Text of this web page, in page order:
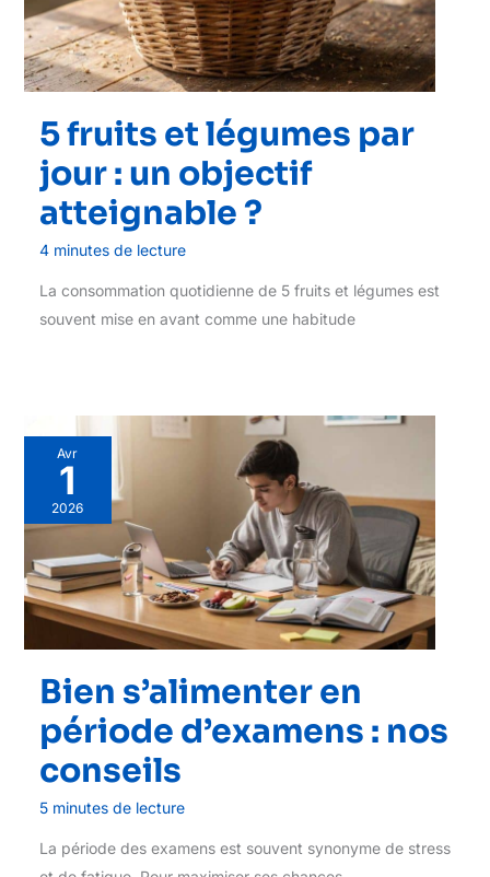
5 fruits et légumes par
jour : un objectif
atteignable ?
4 minutes de lecture
La consommation quotidienne de 5 fruits et légumes est
souvent mise en avant comme une habitude
Avr
1
2026
Bien s’alimenter en
période d’examens : nos
conseils
5 minutes de lecture
La période des examens est souvent synonyme de stress